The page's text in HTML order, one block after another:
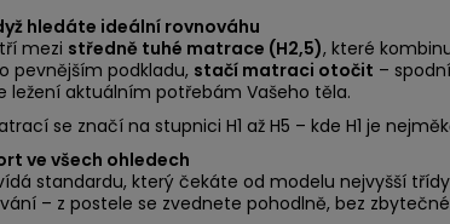
hledáte ideální rovnováhu
mezi středně tuhé matrace (H2,5), které
pevnějším podkladu, stačí matraci otočit –
ležení aktuálním potřebám Vašeho těla.
se značí na stupnici H1 až H5 – kde H1 je
ve všech ohledech
standardu, který čekáte od modelu nejvyšší
– z postele se zvednete pohodlně, bez